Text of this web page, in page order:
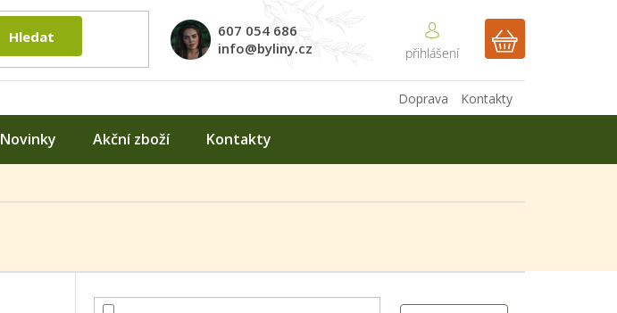
Hledat
607 054 686
info@byliny.cz
NÁKUPNÍ
Kontakty
Doprava
Novinky Akční zboží Kontakty